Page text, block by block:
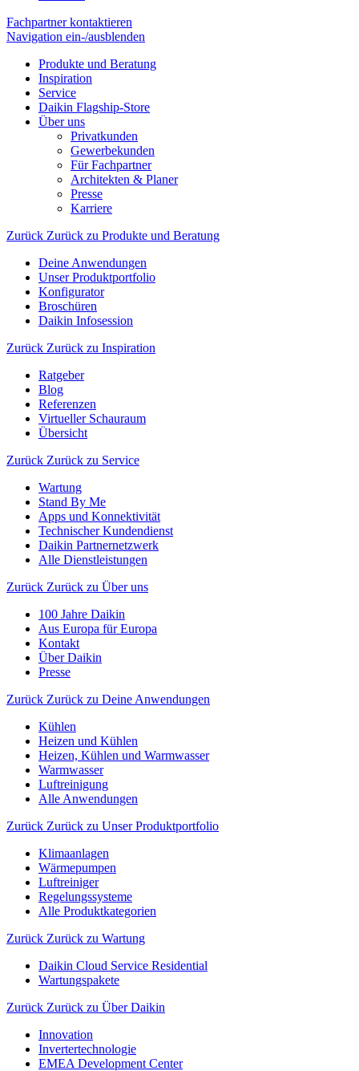
Fachpartner kontaktieren
Navigation ein-/ausblenden
Produkte und Beratung
Inspiration
Service
Daikin Flagship-Store
Über uns
Privatkunden
Gewerbekunden
Für Fachpartner
Architekten & Planer
Presse
Karriere
Zurück Zurück zu Produkte und Beratung
Deine Anwendungen
Unser Produktportfolio
Konfigurator
Broschüren
Daikin Infosession
Zurück Zurück zu Inspiration
Ratgeber
Blog
Referenzen
Virtueller Schauraum
Übersicht
Zurück Zurück zu Service
Wartung
Stand By Me
Apps und Konnektivität
Technischer Kundendienst
Daikin Partnernetzwerk
Alle Dienstleistungen
Zurück Zurück zu Über uns
100 Jahre Daikin
Aus Europa für Europa
Kontakt
Über Daikin
Presse
Zurück Zurück zu Deine Anwendungen
Kühlen
Heizen und Kühlen
Heizen, Kühlen und Warmwasser
Warmwasser
Luftreinigung
Alle Anwendungen
Zurück Zurück zu Unser Produktportfolio
Klimaanlagen
Wärmepumpen
Luftreiniger
Regelungssysteme
Alle Produktkategorien
Zurück Zurück zu Wartung
Daikin Cloud Service Residential
Wartungspakete
Zurück Zurück zu Über Daikin
Innovation
Invertertechnologie
EMEA Development Center